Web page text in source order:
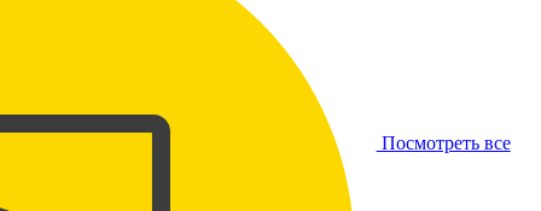
Посмотреть все